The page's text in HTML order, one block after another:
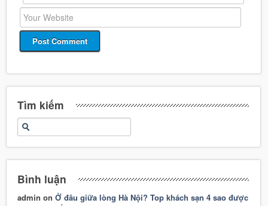
Tìm kiếm
Bình luận
admin onỞ đâu giữa lòng Hà Nội? Top khách sạn 4 sao được